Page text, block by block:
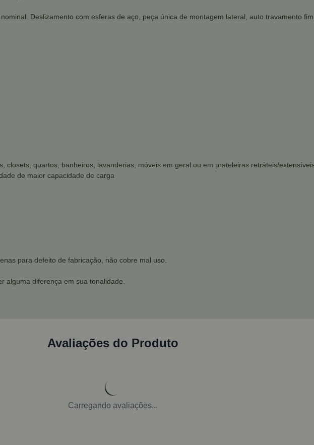
Deslizamento com esferas de aço, peça única de montagem lateral, auto travamento
closets, quartos, banheiros, lavanderias, móveis em geral ou em prateleiras retráteis/
de maior capacidade de carga
para defeito de fabricação, não cobre mal uso.
alguma diferença em sua tonalidade.
Avaliações do Produto
Carregando avaliações...